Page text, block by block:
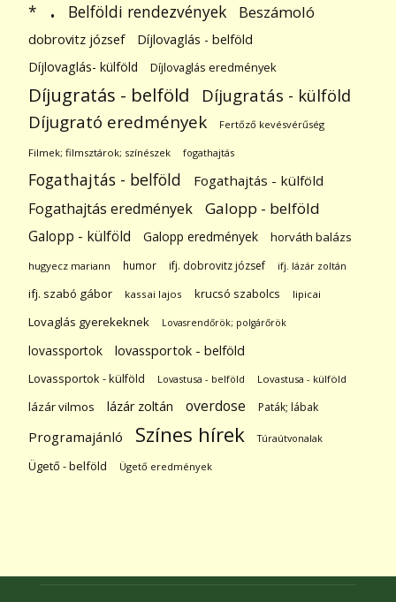
* . Belföldi rendezvények Beszámoló
dobrovitz józsef
Díjlovaglás - belföld
Díjlovaglás- külföld
Díjlovaglás eredmények
Díjugratás - belföld Díjugratás - külföld
Díjugrató eredmények Fertőző kevésvérűség
Filmek; filmsztárok; színészek fogathajtás
Fogathajtás - belföld Fogathajtás - külföld
Fogathajtás eredmények Galopp - belföld
Galopp - külföld Galopp eredmények horváth balázs
hugyecz mariann humor ifj. dobrovitz józsef ifj. lázár zoltán
ifj. szabó gábor kassai lajos krucsó szabolcs lipicai
Lovaglás gyerekeknek Lovasrendőrök; polgárőrök
lovassportok lovassportok - belföld
Lovassportok - külföld Lovastusa - belföld Lovastusa - külföld
lázár vilmos lázár zoltán overdose Paták; lábak
Programajánló Színes hírek Túraútvonalak
Ügető - belföld Ügető eredmények